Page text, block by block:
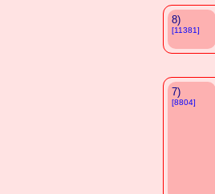
8)
[11381]
7)
[8804]